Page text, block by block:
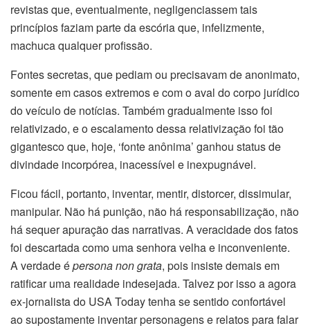
revistas que, eventualmente, negligenciassem tais
princípios faziam parte da escória que, infelizmente,
machuca qualquer profissão.
Fontes secretas, que pediam ou precisavam de anonimato,
somente em casos extremos e com o aval do corpo jurídico
do veículo de notícias. Também gradualmente isso foi
relativizado, e o escalamento dessa relativização foi tão
gigantesco que, hoje, ‘fonte anônima’ ganhou status de
divindade incorpórea, inacessível e inexpugnável.
Ficou fácil, portanto, inventar, mentir, distorcer, dissimular,
manipular. Não há punição, não há responsabilização, não
há sequer apuração das narrativas. A veracidade dos fatos
foi descartada como uma senhora velha e inconveniente.
A verdade épersona non grata, pois insiste demais em
ratificar uma realidade indesejada. Talvez por isso a agora
ex-jornalista do USA Today tenha se sentido confortável
ao supostamente inventar personagens e relatos para falar